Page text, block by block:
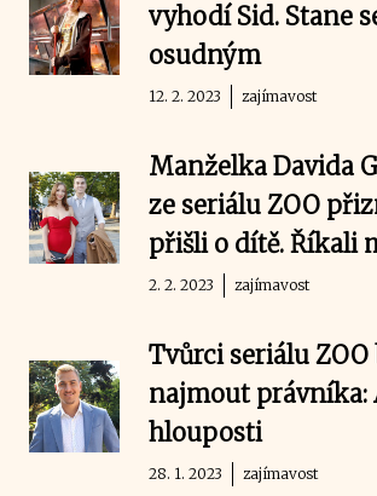
vyhodí Sid. Stane
osudným
12. 2. 2023 zajímavost
Manželka Davida
ze seriálu ZOO
přišli o dítě. Říkali
2. 2. 2023 zajímavost
Tvůrci seriálu
najmout
hlouposti
28. 1. 2023 zajímavost